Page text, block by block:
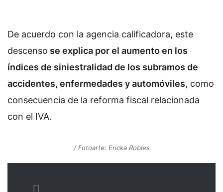
De acuerdo con la agencia calificadora, este
descenso se explica por el aumento en los
índices de siniestralidad de los subramos de
accidentes, enfermedades y automóviles, como
consecuencia de la reforma fiscal relacionada
con el IVA.
/ Fotoarte: Ericka Robles